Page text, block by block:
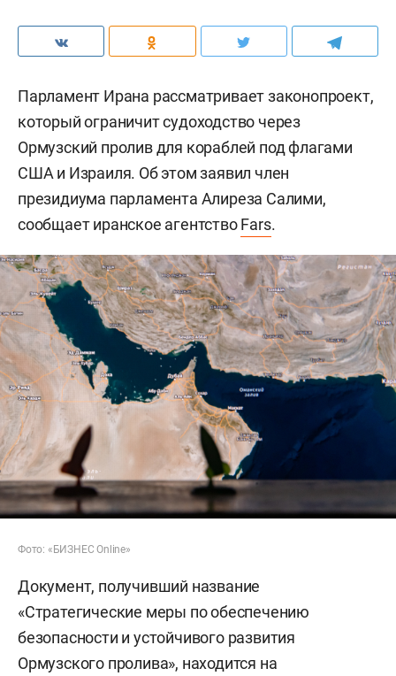
Парламент Ирана рассматривает законопроект,
который ограничит судоходство через
Ормузский пролив для кораблей под флагами
США и Израиля. Об этом заявил член
президиума парламента Алиреза Салими,
сообщает иранское агентствоFars.
Фото: «БИЗНЕС Online»
Документ, получивший название
«Стратегические меры по обеспечению
безопасности и устойчивого развития
Ормузского пролива», находится на